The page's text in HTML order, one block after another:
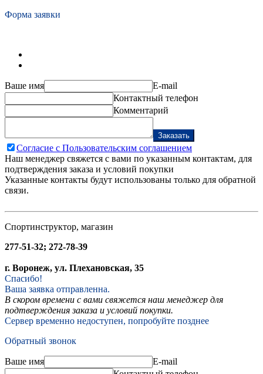
Форма заявки
Ваше имя
E-mail
Контактный телефон
Комментарий
Заказать
Согласие с Пользовательским соглашением
Наш менеджер свяжется с вами по указанным контактам, для
подтверждения заказа и условий покупки
Указанные контакты будут использованы только для обратной
связи.
Спортинструктор, магазин
277-51-32; 272-78-39
г. Воронеж, ул. Плехановская, 35
Спасибо!
Ваша заявка отправленна.
В скором времени с вами свяжется наш менеджер для
подтверждения заказа и условий покупки.
Сервер временно недоступен, попробуйте позднее
Обратный звонок
Ваше имя
E-mail